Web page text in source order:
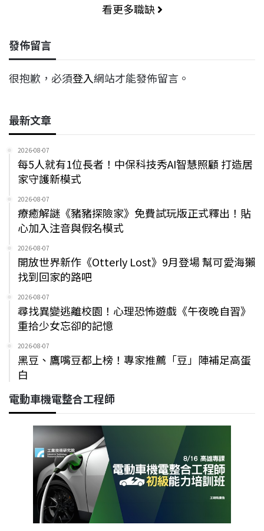
看更多職缺
發佈留言
很抱歉，必須登入網站才能發佈留言。
最新文章
2026-08-07
每5人就有1位長者！中保科技秀AI智慧照顧 打造居
家守護新模式
2026-08-07
療癒解謎《豬豬探險家》免費試玩版正式釋出！貼
心加入注音與假名模式
2026-08-07
開放世界新作《Otterly Lost》9月登場 幫可愛海獺
找到回家的路吧
2026-08-07
尋找異變逃離校園！心理恐怖遊戲《午夜晚自習》
重拾少女忘卻的記憶
2026-08-07
黑豆、鷹嘴豆都上榜！專家推薦「豆」陣補足高蛋
白
電動車機電整合工程師